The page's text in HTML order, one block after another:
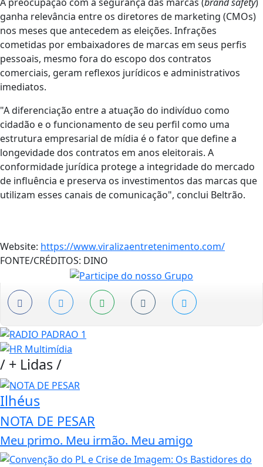
ganha relevância entre os diretores de marketing (CMOs)
nos meses que antecedem as eleições. Infrações
cometidas por embaixadores de marcas em seus perfis
pessoais, mesmo fora do escopo dos contratos
comerciais, geram reflexos jurídicos e administrativos
imediatos.
"A diferenciação entre a atuação do indivíduo como
cidadão e o funcionamento de seu perfil como uma
estrutura empresarial de mídia é o fator que define a
longevidade dos contratos em anos eleitorais. A
conformidade jurídica protege a integridade do mercado
de influência e preserva os investimentos das marcas que
utilizam esses canais de comunicação", conclui Beltrão.
Website: https://www.viralizaentretenimento.com/
FONTE/CRÉDITOS: DINO
/ + Lidas/
Ilhéus
NOTA DE PESAR
Meu primo. Meu irmão. Meu amigo